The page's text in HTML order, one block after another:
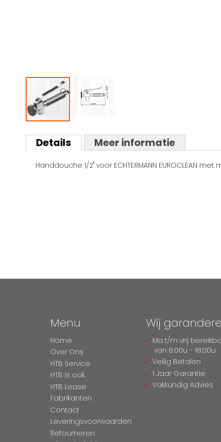
naar
het
van
Details
Handdouche 1/2" voor ECHTERMANN EUROCLEAN met
Meer informatie
Menu
Home
Over Ons
HTB Service
HTB Is ook
HTB Lease
Fabrikanten
Contact
Leveringsvoorwaarden
Retourneren
Wij
Ma t/m vrij
van 8:00u - 18:00u
Veilig Betalen
1 Jaar Garantie
Vakkundig Advies